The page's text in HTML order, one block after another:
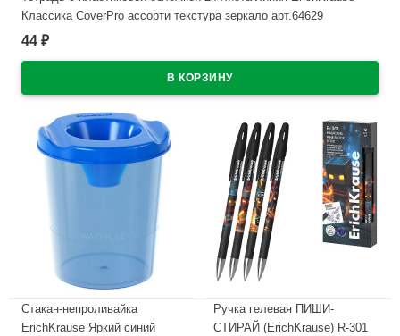
Классика CoverPrо ассорти текстура зеркало арт.64629
В наличии
44 ₽
Стакан-непроливайка
ErichKrause Яркий синий
Ручка гелевая ПИШИ-
СТИРАЙ (ErichKrause) R-301